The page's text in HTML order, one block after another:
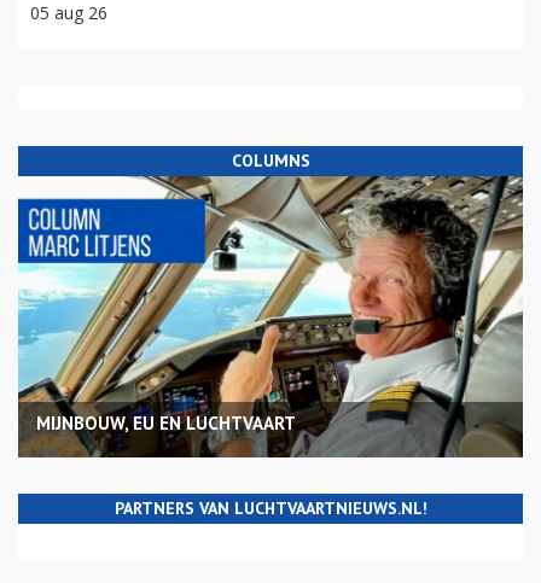
05 aug 26
COLUMNS
MIJNBOUW, EU EN LUCHTVAART
PARTNERS VAN LUCHTVAARTNIEUWS.NL!